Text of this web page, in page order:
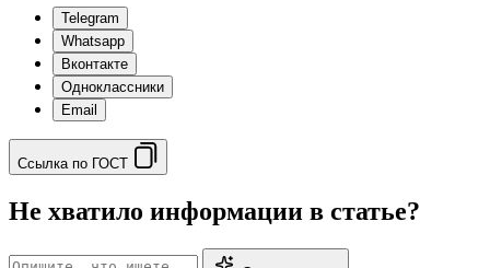
Telegram
Whatsapp
Вконтакте
Одноклассники
Email
Ссылка по ГОСТ
Не хватило информации в статье?